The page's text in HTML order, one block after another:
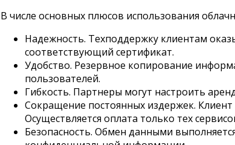
В числе основных плюсов использования
Надежность. Техподдержку клиентам
соответствующий сертификат.
Удобство. Резервное копирование
пользователей.
Гибкость. Партнеры могут настроить
Сокращение постоянных издержек.
Осуществляется оплата только тех
Безопасность. Обмен данными